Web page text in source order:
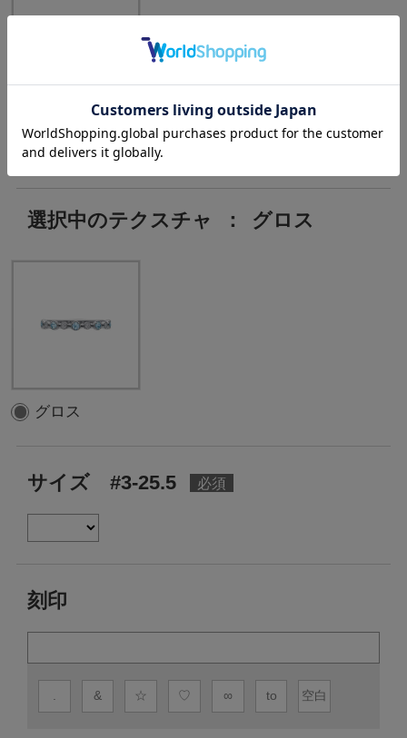
Aquamarine:5pc
, D:0.05ct
選択中のテクスチャ ： グロス
グロス
サイズ #3-25.5
刻印
& ☆ ♡ ∞ to 空白